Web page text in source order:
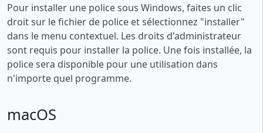
Pour installer une police sous Windows, faites un clic
droit sur le fichier de police et sélectionnez "installer"
dans le menu contextuel. Les droits d'administrateur
sont requis pour installer la police. Une fois installée, la
police sera disponible pour une utilisation dans
n'importe quel programme.
macOS